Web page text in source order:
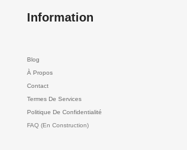
Information
Blog
À Propos
Contact
Termes De Services
Politique De Confidentialité
FAQ (En Construction)